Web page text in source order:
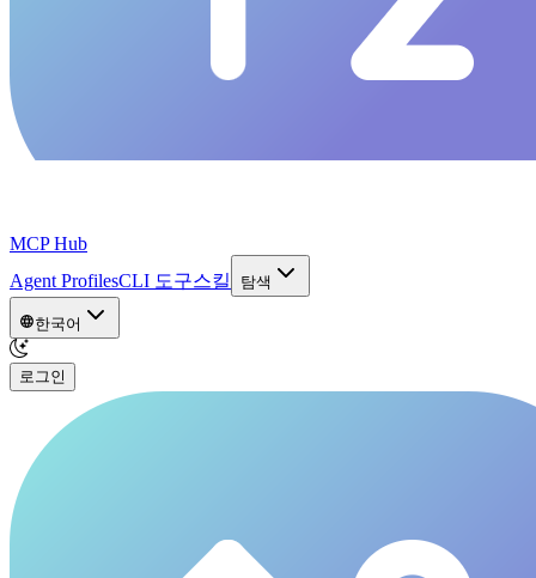
MCP Hub
Agent ProfilesCLI 도구스킬 탐색
한국어
로그인